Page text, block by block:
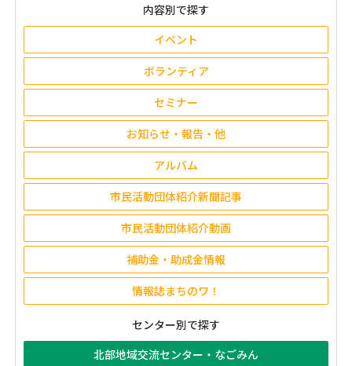
内容別で探す
イベント
ボランティア
セミナー
お知らせ・報告・他
アルバム
市民活動団体紹介新聞記事
市民活動団体紹介動画
補助金・助成金情報
情報誌まちのワ！
センター別で探す
北部地域交流センター・なごみん